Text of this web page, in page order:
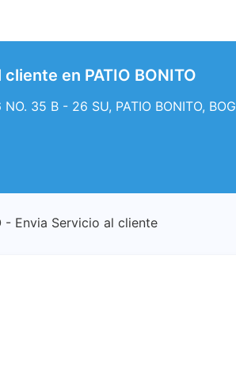
en PATIO BONITO
NO. 35 B - 26 SU, PATIO BONITO,
- Envia Servicio al cliente